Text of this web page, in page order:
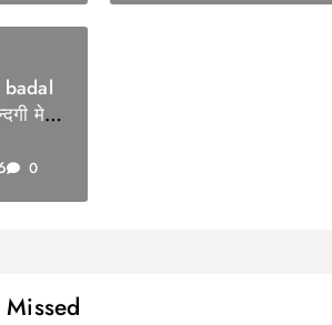
मेरी
0